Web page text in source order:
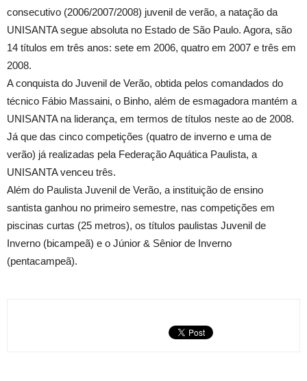
consecutivo (2006/2007/2008) juvenil de verão, a natação da
UNISANTA segue absoluta no Estado de São Paulo. Agora, são
14 títulos em três anos: sete em 2006, quatro em 2007 e três em
2008.
A conquista do Juvenil de Verão, obtida pelos comandados do
técnico Fábio Massaini, o Binho, além de esmagadora mantém a
UNISANTA na liderança, em termos de títulos neste ao de 2008.
Já que das cinco competições (quatro de inverno e uma de
verão) já realizadas pela Federação Aquática Paulista, a
UNISANTA venceu três.
Além do Paulista Juvenil de Verão, a instituição de ensino
santista ganhou no primeiro semestre, nas competições em
piscinas curtas (25 metros), os títulos paulistas Juvenil de
Inverno (bicampeã) e o Júnior & Sênior de Inverno
(pentacampeã).